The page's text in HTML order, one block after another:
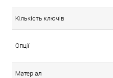
Кількість ключів
Опції
Матеріал